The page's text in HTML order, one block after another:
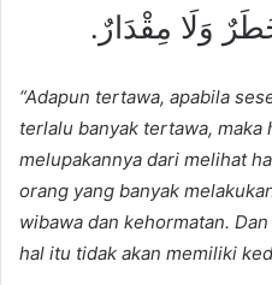
وَلَا مِقْدَارٌ.
“Adapun tertawa, apabila
terlalu banyak tertawa, maka
melupakannya dari melihat
orang yang banyak
wibawa dan kehormatan.
hal itu tidak akan memiliki